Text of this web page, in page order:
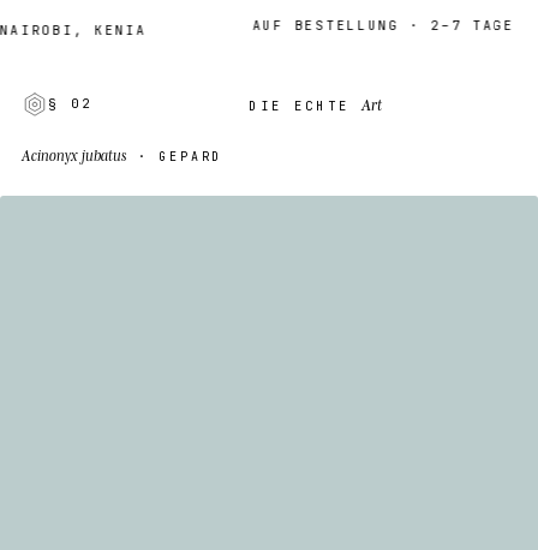
KENIA AUF BESTELLUNG · 2–7 TAGE
§ 02 DIE ECHTEArt
Acinonyx jubatus · GEPARD